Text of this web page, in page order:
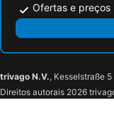
Ofertas e preços
trivago N.V., Kesselstraße
Direitos autorais 2026